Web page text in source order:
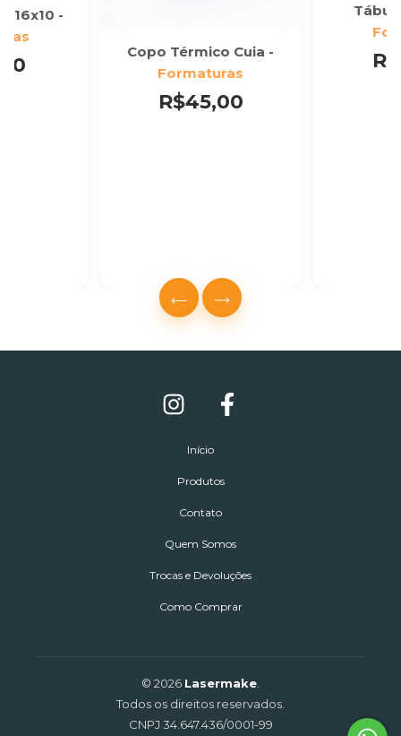
-
Copo Térmico Cuia -
Formaturas
R$45,00
Início
Produtos
Contato
Quem Somos
Trocas e Devoluções
Como Comprar
© 2026 Lasermake
Todos os direitos reservados.
CNPJ 34.647.436/0001-99